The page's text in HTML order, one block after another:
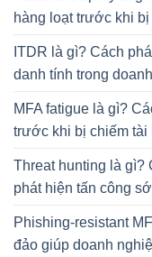
hàng loạt trước khi
ITDR là gì? Cách
danh tính trong
MFA fatigue là gì?
trước khi bị chiếm tài
Threat hunting là gì?
phát hiện tấn công
Phishing-resistant
đảo giúp doanh